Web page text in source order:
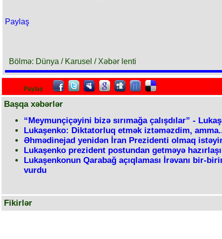
Paylaş
Bölmə: Dünya / Karusel / Xəbər lenti
Paylaş
Başqa xəbərlər
“Meymunçiçəyini bizə sırımağa çalışdılar” -
Lukaşenko: Diktatorluq etmək iztəməzdim,
Əhmədinejad yenidən İran Prezidenti olmaq
Lukaşenko prezident postundan getməyə
Lukaşenkonun Qarabağ açıqlaması İrəvanı bir-
vurdu
Fikirlər